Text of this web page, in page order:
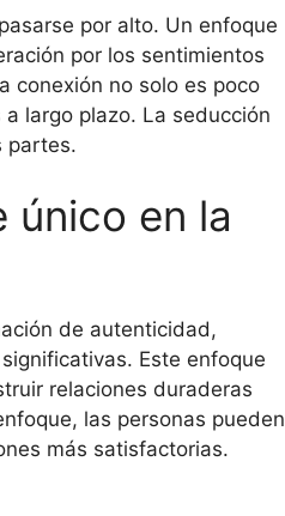
por alto. Un enfoque
por los sentimientos
conexión no solo es poco
largo plazo. La seducción
partes.
único en la
de autenticidad,
Este enfoque
relaciones duraderas
las personas pueden
más satisfactorias.